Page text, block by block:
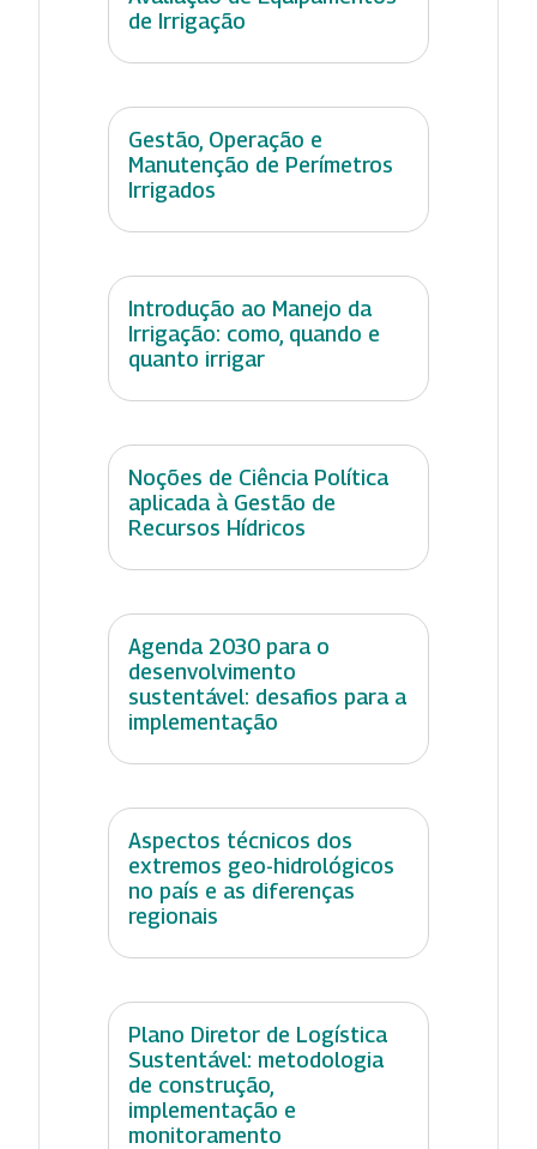
de Irrigação
Gestão, Operação e
Manutenção de Perímetros
Irrigados
Introdução ao Manejo da
Irrigação: como, quando e
quanto irrigar
Noções de Ciência Política
aplicada à Gestão de
Recursos Hídricos
Agenda 2030 para o
desenvolvimento
sustentável: desafios para a
implementação
Aspectos técnicos dos
extremos geo-hidrológicos
no país e as diferenças
regionais
Plano Diretor de Logística
Sustentável: metodologia
de construção,
implementação e
monitoramento